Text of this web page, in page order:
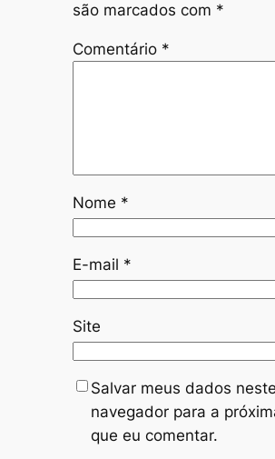
são marcados com *
Comentário *
Nome *
E-mail *
Site
Salvar meus dados neste
navegador para a
que eu comentar.